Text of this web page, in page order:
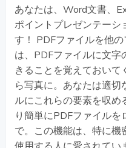
あなたは、Word文書、
ポイントプレゼンテーシ
す！ PDFファイルを他
は、PDFファイルに文
きることを覚えておい
ら写真に。あなたは適切
ルにこれらの要素を収め
り簡単にPDFファイル
で。この機能は、特に機